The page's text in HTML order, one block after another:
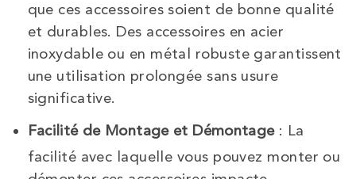
que ces accessoires soient de bonne qualité
et durables. Des accessoires en acier
inoxydable ou en métal robuste garantissent
une utilisation prolongée sans usure
significative.
Facilité de Montage et Démontage: La
facilité avec laquelle vous pouvez monter ou